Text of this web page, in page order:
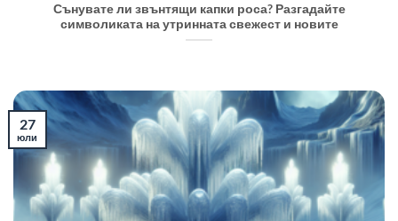
Сънувате ли звънтящи капки роса? Разгадайте
символиката на утринната свежест и новите
27
юли